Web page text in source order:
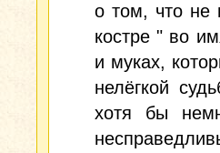
о том, что не
костре " во
и муках,
нелёгкой
хотя бы